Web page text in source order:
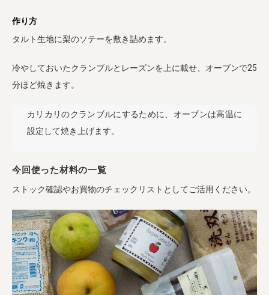
作り方
タルト生地に梨のソテーを敷き詰めます。
冷やしておいたクランブルとレーズンを上に載せ、オーブンで25
分ほど焼きます。
カリカリのクランブルにするために、オーブンは高温に
設定して焼き上げます。
今回使った材料の一覧
ストック確認やお買物のチェックリストとしてご活用ください。